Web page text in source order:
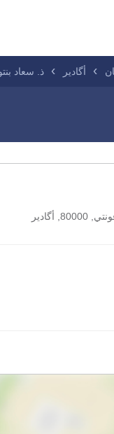
أگادير ذ. سعاد